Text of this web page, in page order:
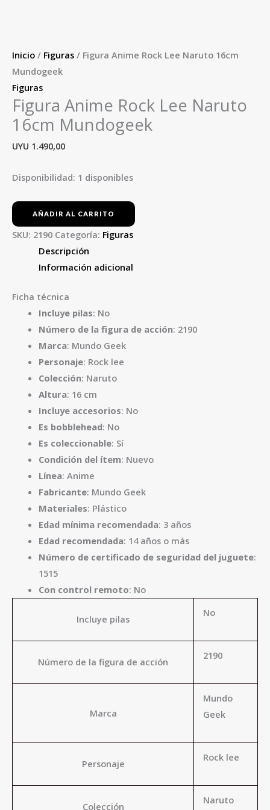
Inicio / Figuras / Figura Anime Rock Lee Naruto 16cm
Mundogeek
Figuras
Figura Anime Rock Lee Naruto
16cm Mundogeek
UYU 1.490,00
Disponibilidad: 1 disponibles
AÑADIR AL CARRITO
SKU: 2190 Categoría: Figuras
Descripción
Información adicional
Ficha técnica
Incluye pilas: No
Número de la figura de acción: 2190
Marca: Mundo Geek
Personaje: Rock lee
Colección: Naruto
Altura: 16 cm
Incluye accesorios: No
Es bobblehead: No
Es coleccionable: Sí
Condición del ítem: Nuevo
Línea: Anime
Fabricante: Mundo Geek
Materiales: Plástico
Edad mínima recomendada: 3 años
Edad recomendada: 14 años o más
Número de certificado de seguridad del juguete:
1515
Con control remoto: No
Incluye pilas
No
Número de la figura de acción
2190
Marca
Mundo
Geek
Personaje
Rock lee
Colección
Naruto